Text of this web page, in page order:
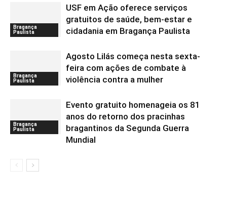
Bragança
Paulista
USF em Ação oferece serviços
gratuitos de saúde, bem-estar e
cidadania em Bragança Paulista
Bragança
Paulista
Agosto Lilás começa nesta sexta-
feira com ações de combate à
violência contra a mulher
Bragança
Paulista
Evento gratuito homenageia os 81
anos do retorno dos pracinhas
bragantinos da Segunda Guerra
Mundial